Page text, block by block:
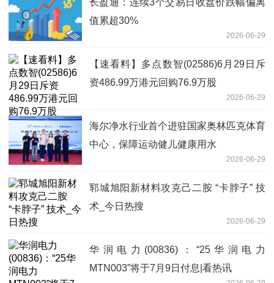
长盈通：连续3个交易日收盘价跌幅偏离
值累超30%
2026-06-29
【速看料】多点数智(02586)6月29日斥
资486.99万港元回购76.9万股
2026-06-29
海尔净水行业首个进驻国家奥林匹克体育
中心，保障运动健儿健康用水
2026-06-29
郓城旭阳新材料攻克己二胺 “卡脖子” 技
术_今日热搜
2026-06-29
华润电力(00836)：“25华润电力
MTN003”将于7月9日付息|看热讯